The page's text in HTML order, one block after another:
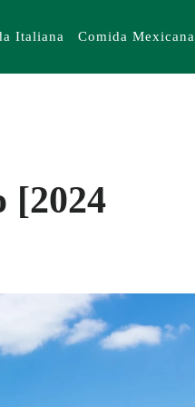
Italiana Comida Mexicana
[2024